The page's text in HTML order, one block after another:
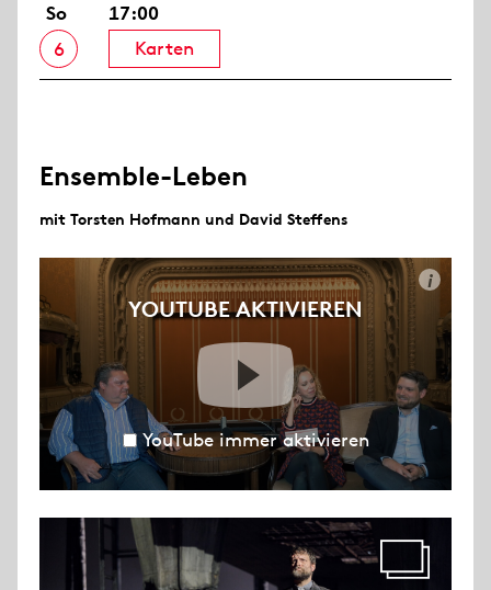
So
6
17:00
Karten
Ensemble-Leben
mit Torsten Hofmann und David Steffens
YOUTUBE AKTIVIEREN
i
YouTube immer aktivieren